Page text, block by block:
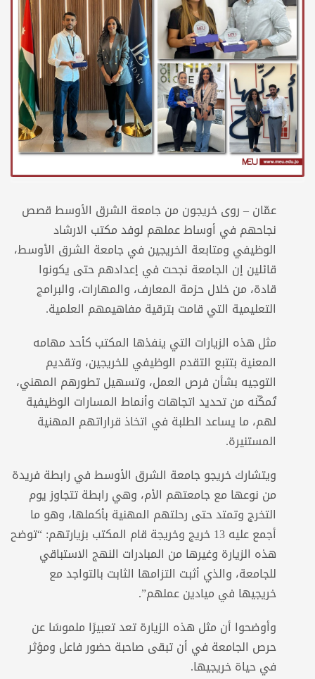
عمّان – روى خريجون من جامعة الشرق الأوسط قصص
نجاحهم في أوساط عملهم لوفد مكتب الارشاد
الوظيفي ومتابعة الخريجين في جامعة الشرق الأوسط،
قائلين إن الجامعة نجحت في إعدادهم حتى يكونوا
قادة، من خلال حزمة المعارف، والمهارات، والبرامج
التعليمية التي قامت بترقية مفاهيمهم العلمية.
مثل هذه الزيارات التي ينفذها المكتب كأحد مهامه
المعنية بتتبع التقدم الوظيفي للخريجين، وتقديم
التوجيه بشأن فرص العمل، وتسهيل تطورهم المهني،
تُمكّنه من تحديد اتجاهات وأنماط المسارات الوظيفية
لهم، ما يساعد الطلبة في اتخاذ قراراتهم المهنية
المستنيرة.
ويتشارك خريجو جامعة الشرق الأوسط في رابطة فريدة
من نوعها مع جامعتهم الأم، وهي رابطة تتجاوز يوم
التخرج وتمتد حتى رحلتهم المهنية بأكملها، وهو ما
أجمع عليه 13 خريج وخريجة قام المكتب بزيارتهم: “توضح
هذه الزيارة وغيرها من المبادرات النهج الاستباقي
للجامعة، والذي أثبت التزامها الثابت بالتواجد مع
خريجيها في ميادين عملهم”.
وأوضحوا أن مثل هذه الزيارة تعد تعبيرًا ملموسًا عن
حرص الجامعة في أن تبقى صاحبة حضور فاعل ومؤثر
في حياة خريجيها.